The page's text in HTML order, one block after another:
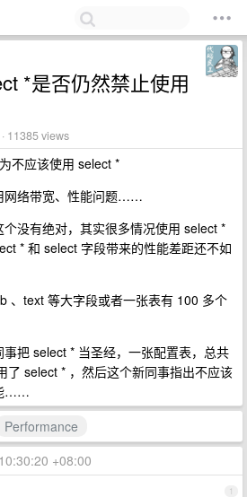
*是否仍然禁止使用
11385 views
不应该使用 select *
网络带宽、性能问题……
没有绝对，其实很多情况使用 select *
* 和 select 字段带来的性能差距还不如
、text 等大字段或者一张表有 100 多个
把 select * 当圣经，一张配置表，总共
了 select * ，然后这个新同事指出不应该
……
Performance
+08:00
1